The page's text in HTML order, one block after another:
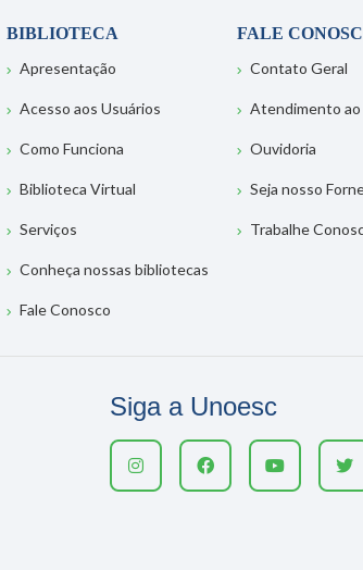
BIBLIOTECA
Apresentação
Acesso aos Usuários
Como Funciona
Biblioteca Virtual
Serviços
Conheça nossas bibliotecas
Fale Conosco
FALE
Contato Geral
Atendimento
Ouvidoria
Seja nosso
Trabalhe
Siga a Unoesc